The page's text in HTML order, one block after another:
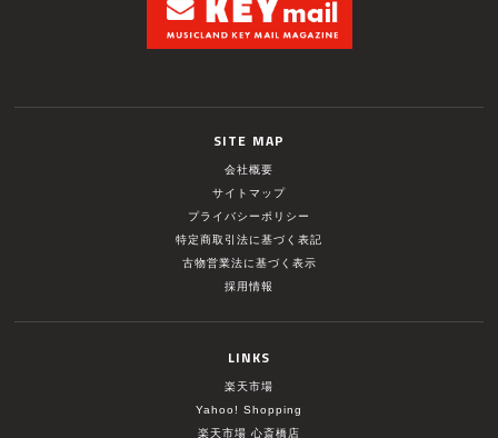
SITE MAP
会社概要
サイトマップ
プライバシーポリシー
特定商取引法に基づく表記
古物営業法に基づく表示
採用情報
LINKS
楽天市場
Yahoo! Shopping
楽天市場 心斎橋店